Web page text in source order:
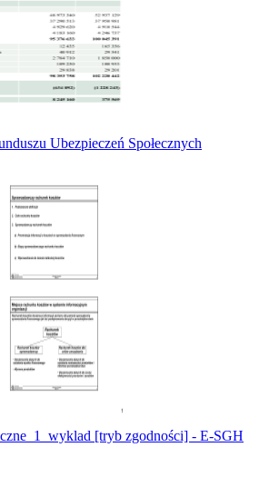
Ubezpieczeń Społecznych
[tryb zgodności] - E-SGH